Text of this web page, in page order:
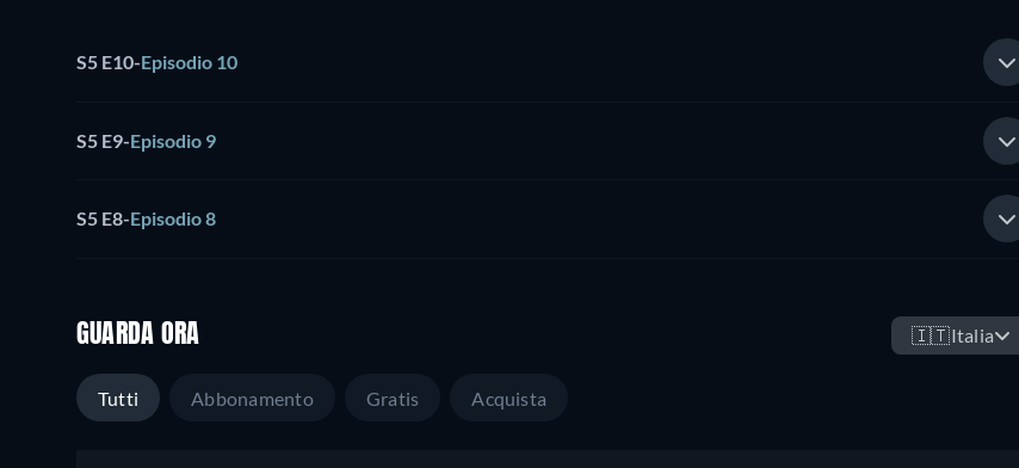
S5 E10-Episodio 10
S5 E9-Episodio 9
S5 E8-Episodio 8
GUARDA ORA 🇮🇹Italia
Tutti Abbonamento Gratis Acquista